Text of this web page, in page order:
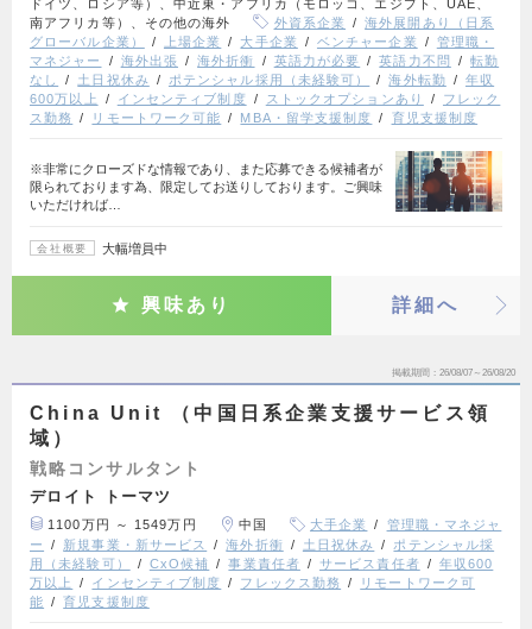
ドイツ、ロシア等）、中近東・アフリカ（モロッコ、エジプト、UAE、
南アフリカ等）、その他の海外
外資系企業
海外展開あり（日系
グローバル企業）
上場企業 大手企業 ベンチャー企業
管理職・
マネジャー
海外出張 海外折衝 英語力が必要 英語力不問
転勤
なし
土日祝休み ポテンシャル採用（未経験可） 海外転勤
年収
600万以上
インセンティブ制度 ストックオプションあり
フレック
ス勤務
リモートワーク可能 MBA・留学支援制度 育児支援制度
※非常にクローズドな情報であり、また応募できる候補者が
限られております為、限定してお送りしております。ご興味
いただければ…
会社概要 大幅増員中
興味あり 詳細へ
掲載期間 26/08/07～26/08/20
China Unit （中国日系企業支援サービス領
域）
戦略コンサルタント
デロイト トーマツ
1100万円 ～ 1549万円 中国 大手企業
管理職・マネジャ
ー
新規事業・新サービス 海外折衝 土日祝休み
ポテンシャル採
用（未経験可）
CxO候補 事業責任者 サービス責任者
年収600
万以上
インセンティブ制度 フレックス勤務
リモートワーク可
能
育児支援制度